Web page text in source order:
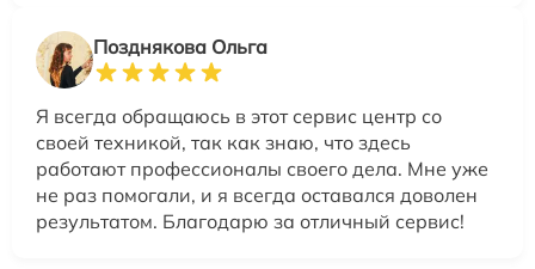
Позднякова Ольга
Я всегда обращаюсь в этот сервис центр со
своей техникой, так как знаю, что здесь
работают профессионалы своего дела. Мне уже
не раз помогали, и я всегда оставался доволен
результатом. Благодарю за отличный сервис!